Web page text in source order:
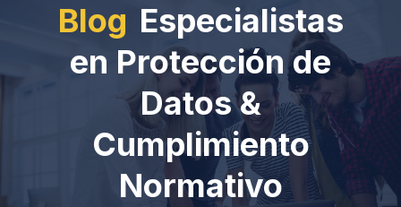
Especialistas
en Protección de
Datos &
Cumplimiento
Normativo